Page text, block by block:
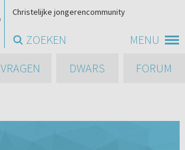
MENU
Christelijke jongerencommunity
ZOEKEN
VRAGEN DWARS FORUM